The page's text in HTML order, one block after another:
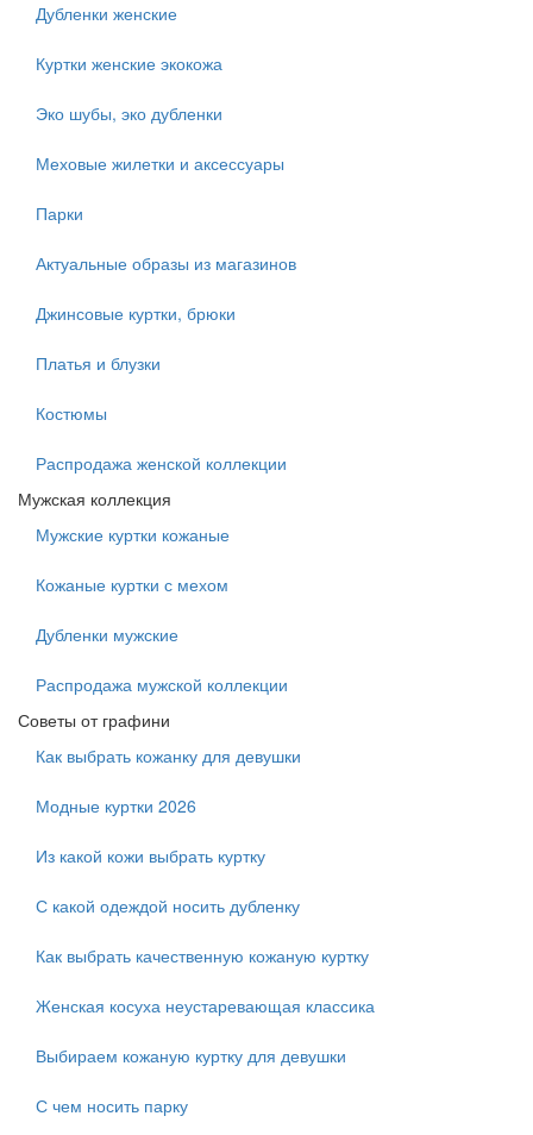
Дубленки женские
Куртки женские экокожа
Эко шубы, эко дубленки
Меховые жилетки и аксессуары
Парки
Актуальные образы из магазинов
Джинсовые куртки, брюки
Платья и блузки
Костюмы
Распродажа женской коллекции
Мужская коллекция
Мужские куртки кожаные
Кожаные куртки с мехом
Дубленки мужские
Распродажа мужской коллекции
Советы от графини
Как выбрать кожанку для девушки
Модные куртки 2026
Из какой кожи выбрать куртку
С какой одеждой носить дубленку
Как выбрать качественную кожаную куртку
Женская косуха неустаревающая классика
Выбираем кожаную куртку для девушки
С чем носить парку